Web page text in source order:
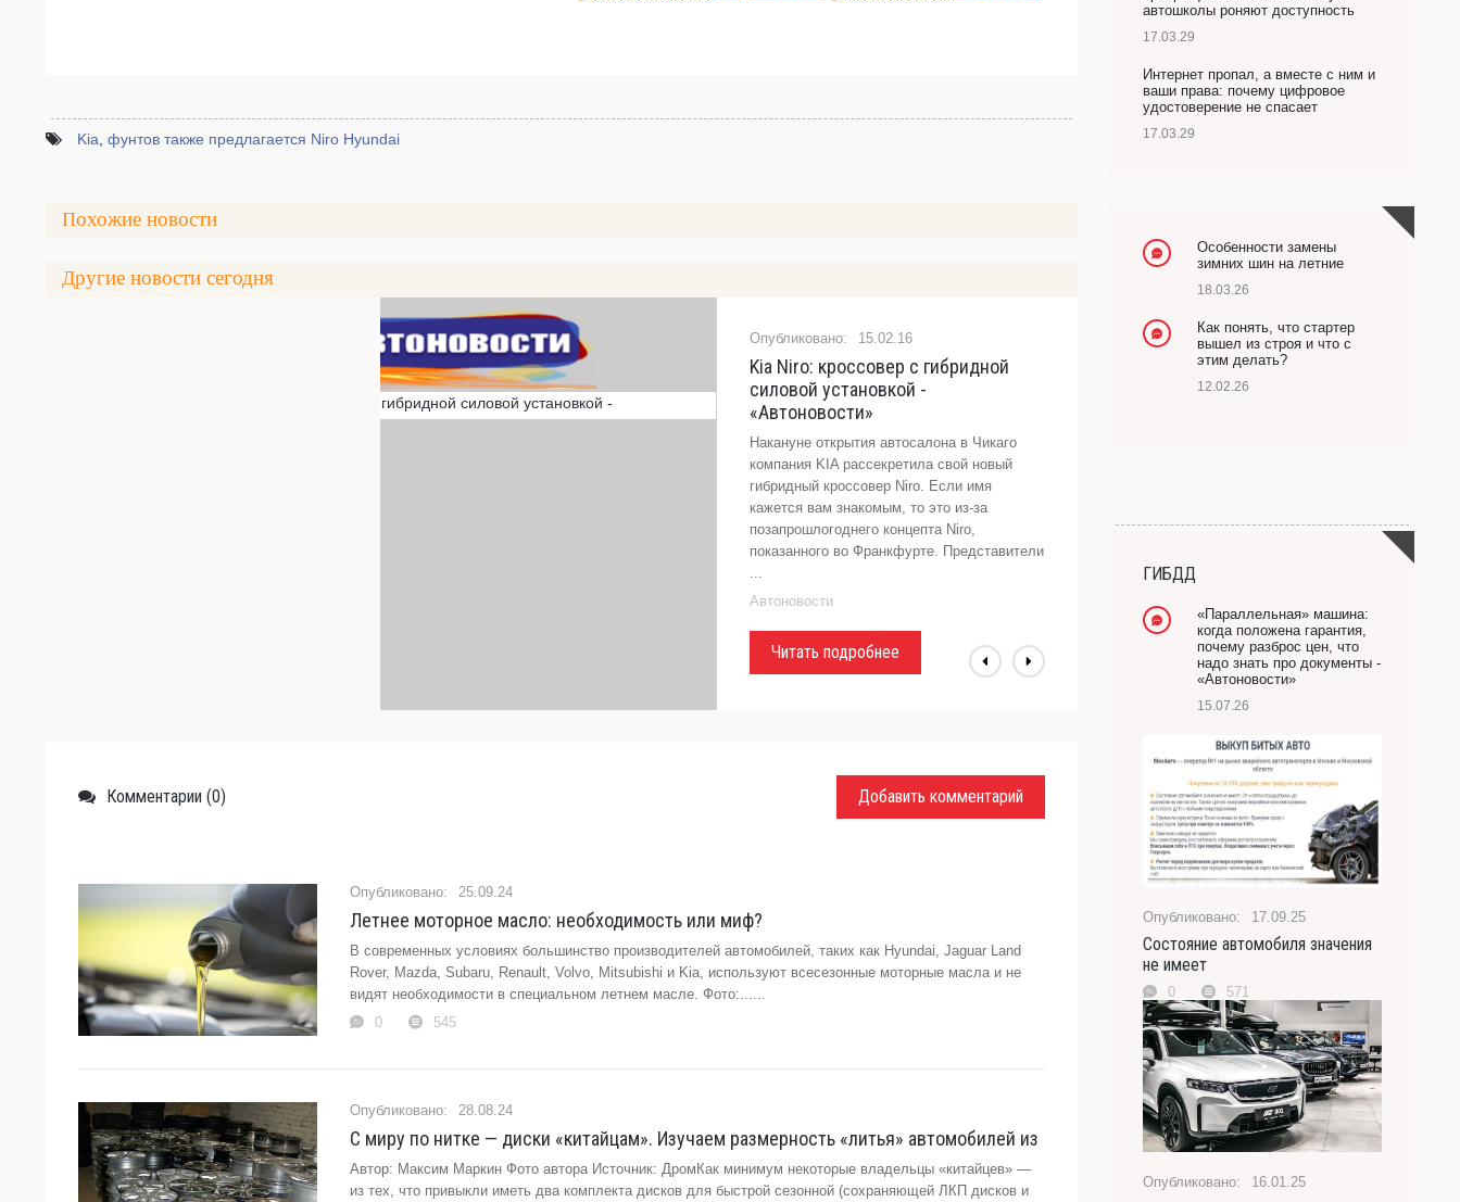
Kia фунтов также предлагается Niro Hyundai
Похожие новости
Другие новости сегодня
15.02.16
Kia Niro: кроссовер с гибридной
силовой установкой -
«Автоновости»
Накануне открытия автосалона в Чикаго
компания KIA рассекретила свой новый
гибридный кроссовер Niro. Если имя
кажется вам знакомым, то это из-за
позапрошлогоднего концепта Niro,
показанного во Франкфурте. Представители
...
Автоновости
Читать подробнее
Комментарии (0) Добавить комментарий
25.09.24
Летнее моторное масло: необходимость или миф?
В современных условиях большинство производителей автомобилей, таких как Hyundai, Jaguar Land
Rover, Mazda, Subaru, Renault, Volvo, Mitsubishi и Kia, используют всесезонные моторные масла и не
видят необходимости в специальном летнем масле. Фото:......
0
545
28.08.24
С миру по нитке — диски «китайцам». Изучаем размерность «литья» автомобилей из
Автор: Максим Маркин Фото автора Источник: ДромКак минимум некоторые владельцы «китайцев» —
из тех, что привыкли иметь два комплекта дисков для быстрой сезонной (сохраняющей ЛКП дисков и
автошколы роняют доступность
17.03.29
Интернет пропал, а вместе с ним и
ваши права: почему цифровое
удостоверение не спасает
17.03.29
Особенности замены
зимних шин на летние
18.03.26
Как понять, что стартер
вышел из строя и что с
этим делать?
12.02.26
ГИБДД
«Параллельная» машина:
когда положена гарантия,
почему разброс цен, что
надо знать про документы -
«Автоновости»
15.07.26
17.09.25
Состояние автомобиля значения
не имеет
0 571
16.01.25